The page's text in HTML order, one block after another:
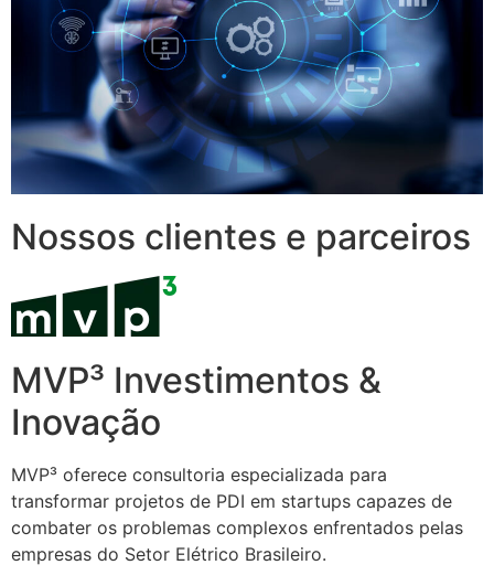
Nossos clientes e parceiros
MVP³ Investimentos &
Inovação
MVP³ oferece consultoria especializada para
transformar projetos de PDI em startups capazes de
combater os problemas complexos enfrentados pelas
empresas do Setor Elétrico Brasileiro.